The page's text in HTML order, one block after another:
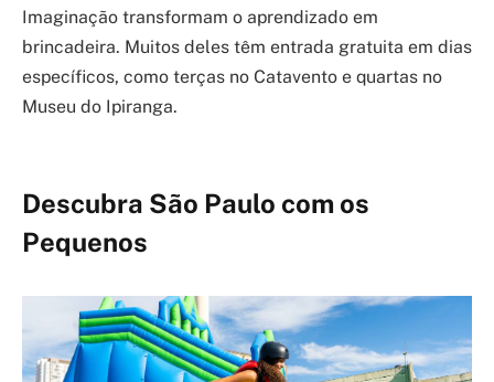
Imaginação transformam o aprendizado em
brincadeira. Muitos deles têm entrada gratuita em dias
específicos, como terças no Catavento e quartas no
Museu do Ipiranga.
Descubra São Paulo com os
Pequenos